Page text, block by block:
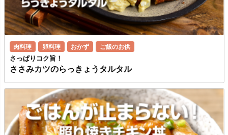
肉料理 卵料理 おかず ご飯のお供
さっぱりコク旨！
ささみカツのらっきょうタルタル